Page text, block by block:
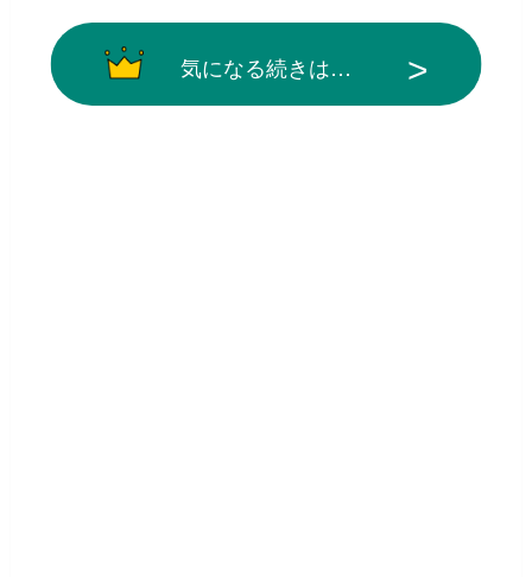
気になる続きは…